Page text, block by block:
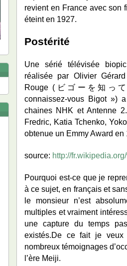
revient en France avec son
éteint en 1927.
Postérité
Une sérié télévisée
réalisée par Olivier
Rouge (ビゴーを知っ
connaissez-vous Bigot »)
chaines NHK et Antenne
Fredric, Katia Tchenko,
obtenue un Emmy Award en
source: http://
Pourquoi est-ce que je
à ce sujet, en français et
le monsieur n’est
multiples et vraiment
une capture du temps
existés.De ce fait je
nombreux témoignages
l’ère Meiji.